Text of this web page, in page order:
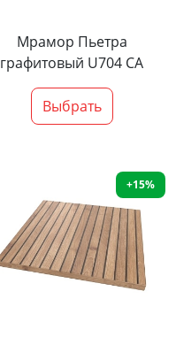
Мрамор Пьетра
графитовый U704 CA
Выбрать
+15%